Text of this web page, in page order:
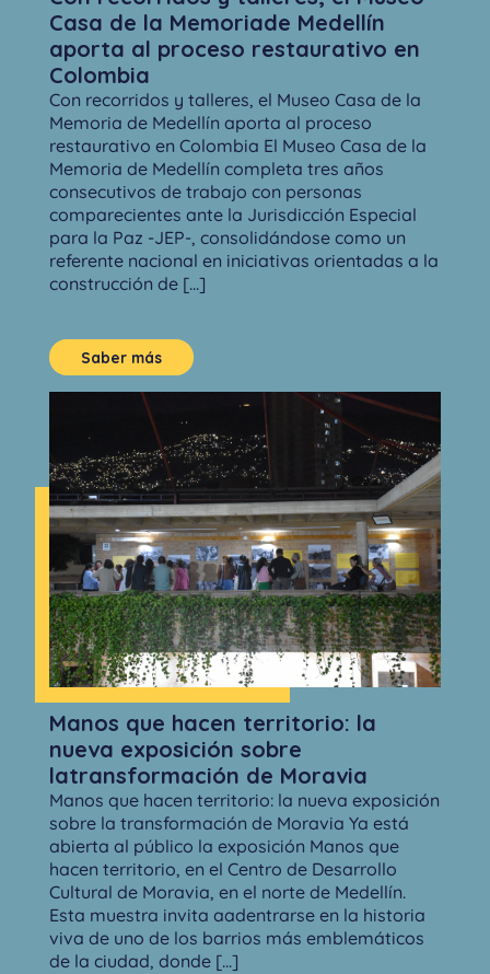
Casa de la Memoriade Medellín
aporta al proceso restaurativo en
Colombia
Con recorridos y talleres, el Museo Casa de la
Memoria de Medellín aporta al proceso
restaurativo en Colombia El Museo Casa de la
Memoria de Medellín completa tres años
consecutivos de trabajo con personas
comparecientes ante la Jurisdicción Especial
para la Paz -JEP-, consolidándose como un
referente nacional en iniciativas orientadas a la
construcción de [...]
Saber más
Manos que hacen territorio: la
nueva exposición sobre
latransformación de Moravia
Manos que hacen territorio: la nueva exposición
sobre la transformación de Moravia Ya está
abierta al público la exposición Manos que
hacen territorio, en el Centro de Desarrollo
Cultural de Moravia, en el norte de Medellín.
Esta muestra invita aadentrarse en la historia
viva de uno de los barrios más emblemáticos
de la ciudad, donde [...]